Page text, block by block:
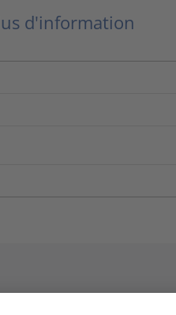
d'information